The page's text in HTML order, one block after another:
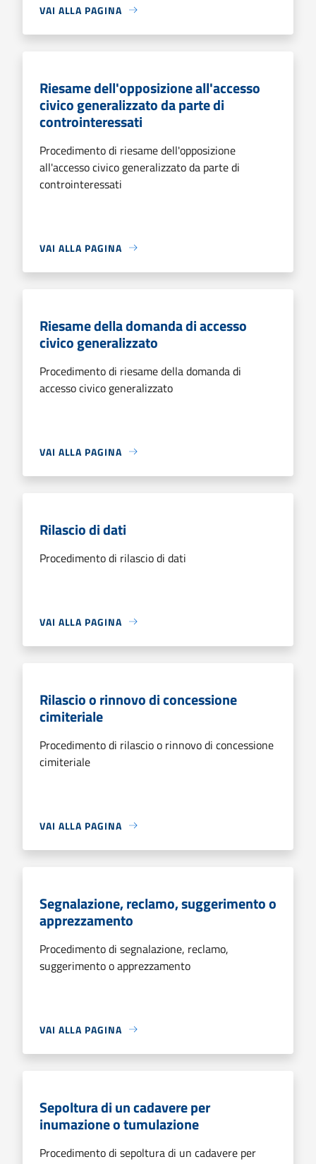
VAI ALLA PAGINA
Riesame dell'opposizione all'accesso
civico generalizzato da parte di
controinteressati
Procedimento di riesame dell'opposizione
all'accesso civico generalizzato da parte di
controinteressati
VAI ALLA PAGINA
Riesame della domanda di accesso
civico generalizzato
Procedimento di riesame della domanda di
accesso civico generalizzato
VAI ALLA PAGINA
Rilascio di dati
Procedimento di rilascio di dati
VAI ALLA PAGINA
Rilascio o rinnovo di concessione
cimiteriale
Procedimento di rilascio o rinnovo di concessione
cimiteriale
VAI ALLA PAGINA
Segnalazione, reclamo, suggerimento o
apprezzamento
Procedimento di segnalazione, reclamo,
suggerimento o apprezzamento
VAI ALLA PAGINA
Sepoltura di un cadavere per
inumazione o tumulazione
Procedimento di sepoltura di un cadavere per